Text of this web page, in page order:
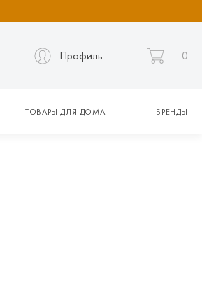
Профиль 0
ТОВАРЫ ДЛЯ ДОМА БРЕНДЫ